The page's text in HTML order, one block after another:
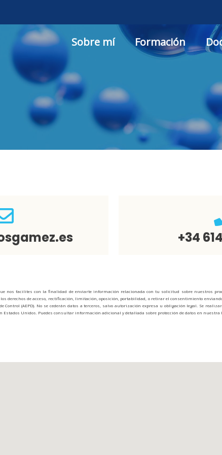
Sobre mí Formación
+34
nos facilites con la finalidad de enviarte información relacionada con tu solicitud sobre nuestros
derechos de acceso, rectificación, limitación, oposición, portabilidad, o retirar el consentimiento
Control (AEPD). No se cederán datos a terceros, salvo autorización expresa u obligación legal. Se
Estados Unidos. Puedes consultar información adicional y detallada sobre protección de datos en nuestra